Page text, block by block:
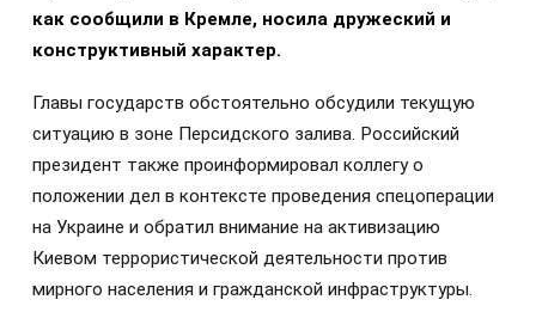
как сообщили в Кремле, носила дружеский и
конструктивный характер.
Главы государств обстоятельно обсудили текущую
ситуацию в зоне Персидского залива. Российский
президент также проинформировал коллегу о
положении дел в контексте проведения спецоперации
на Украине и обратил внимание на активизацию
Киевом террористической деятельности против
мирного населения и гражданской инфраструктуры.